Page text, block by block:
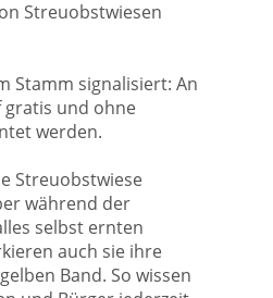
Streuobstwiesen
Stamm signalisiert: An
gratis und ohne
werden.
Streuobstwiese
während der
selbst ernten
auch sie ihre
Band. So wissen